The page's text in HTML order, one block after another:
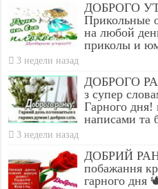
ДОБРОГО
Прикольные
на любой
приколы и
3 недели назад
ДОБРОГО
з супер
Гарного дня!
написами та
3 недели назад
ДОБРИЙ
побажання
гарного дня